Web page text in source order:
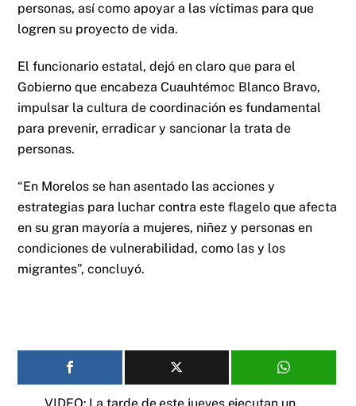
personas, así como apoyar a las víctimas para que
logren su proyecto de vida.
El funcionario estatal, dejó en claro que para el
Gobierno que encabeza Cuauhtémoc Blanco Bravo,
impulsar la cultura de coordinación es fundamental
para prevenir, erradicar y sancionar la trata de
personas.
“En Morelos se han asentado las acciones y
estrategias para luchar contra este flagelo que afecta
en su gran mayoría a mujeres, niñez y personas en
condiciones de vulnerabilidad, como las y los
migrantes”, concluyó.
VIDEO: La tarde de este jueves ejecutan un